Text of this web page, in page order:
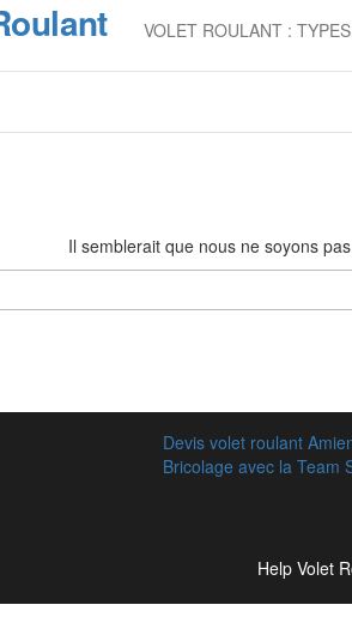
VOLET ROULANT :
Il semblerait que nous ne soyons
Devis volet roulant
Bricolage avec la Team
Help Volet